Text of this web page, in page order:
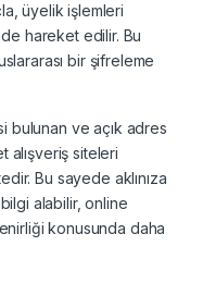
üyelik işlemleri
hareket edilir. Bu
bir şifreleme
bulunan ve açık adres
alışveriş siteleri
Bu sayede aklınıza
alabilir, online
konusunda daha